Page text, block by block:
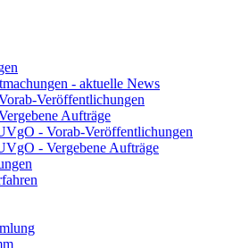
- aktuelle News
Veröffentlichungen
Aufträge
- Vorab-Veröffentlichungen
- Vergebene Aufträge